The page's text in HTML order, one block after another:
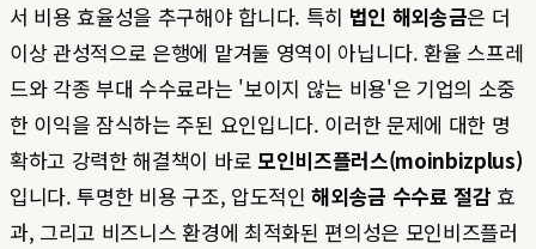
서 비용 효율성을 추구해야 합니다. 특히 법인 해외송금은 더
이상 관성적으로 은행에 맡겨둘 영역이 아닙니다. 환율 스프레
드와 각종 부대 수수료라는 '보이지 않는 비용'은 기업의 소중
한 이익을 잠식하는 주된 요인입니다. 이러한 문제에 대한 명
확하고 강력한 해결책이 바로 모인비즈플러스(moinbizplus)
입니다. 투명한 비용 구조, 압도적인해외송금 수수료 절감 효
과, 그리고 비즈니스 환경에 최적화된 편의성은 모인비즈플러